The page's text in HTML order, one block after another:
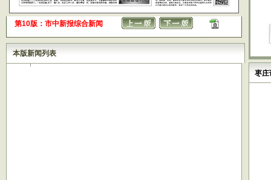
第10版：市中新报综合新闻
本版新闻列表
枣庄